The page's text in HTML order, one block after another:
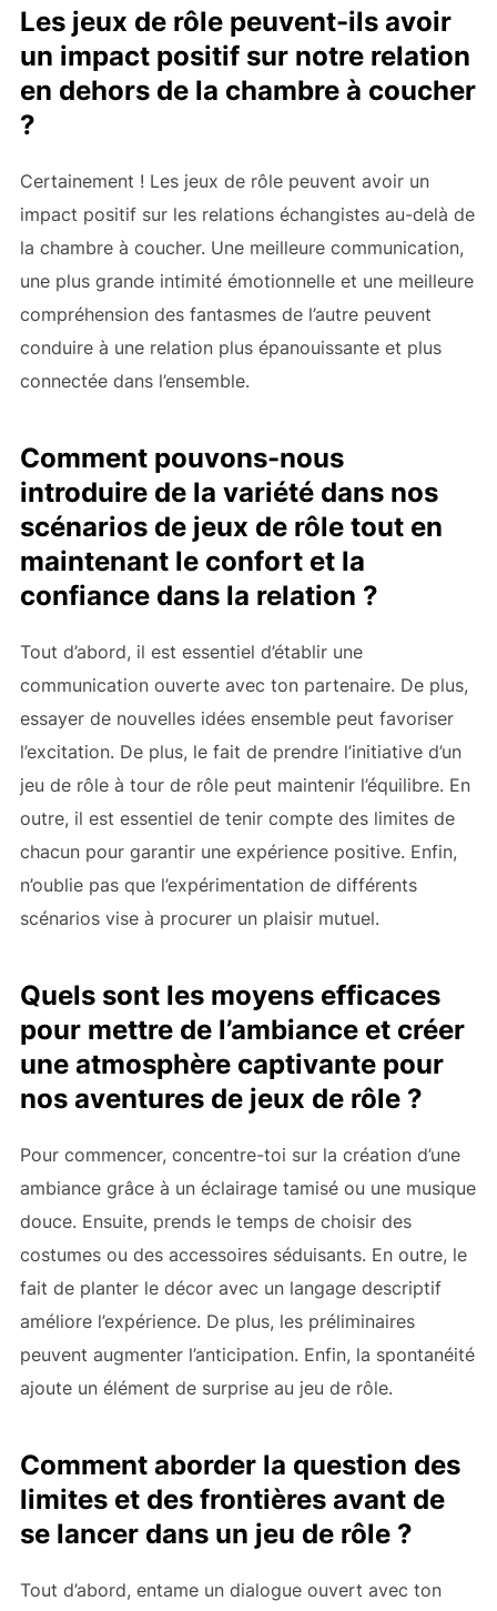
Les jeux de rôle peuvent-ils avoir
un impact positif sur notre relation
en dehors de la chambre à coucher
?
Certainement ! Les jeux de rôle peuvent avoir un
impact positif sur les relations échangistes au-delà de
la chambre à coucher. Une meilleure communication,
une plus grande intimité émotionnelle et une meilleure
compréhension des fantasmes de l’autre peuvent
conduire à une relation plus épanouissante et plus
connectée dans l’ensemble.
Comment pouvons-nous
introduire de la variété dans nos
scénarios de jeux de rôle tout en
maintenant le confort et la
confiance dans la relation ?
Tout d’abord, il est essentiel d’établir une
communication ouverte avec ton partenaire. De plus,
essayer de nouvelles idées ensemble peut favoriser
l’excitation. De plus, le fait de prendre l’initiative d’un
jeu de rôle à tour de rôle peut maintenir l’équilibre. En
outre, il est essentiel de tenir compte des limites de
chacun pour garantir une expérience positive. Enfin,
n’oublie pas que l’expérimentation de différents
scénarios vise à procurer un plaisir mutuel.
Quels sont les moyens efficaces
pour mettre de l’ambiance et créer
une atmosphère captivante pour
nos aventures de jeux de rôle ?
Pour commencer, concentre-toi sur la création d’une
ambiance grâce à un éclairage tamisé ou une musique
douce. Ensuite, prends le temps de choisir des
costumes ou des accessoires séduisants. En outre, le
fait de planter le décor avec un langage descriptif
améliore l’expérience. De plus, les préliminaires
peuvent augmenter l’anticipation. Enfin, la spontanéité
ajoute un élément de surprise au jeu de rôle.
Comment aborder la question des
limites et des frontières avant de
se lancer dans un jeu de rôle ?
Tout d’abord, entame un dialogue ouvert avec ton